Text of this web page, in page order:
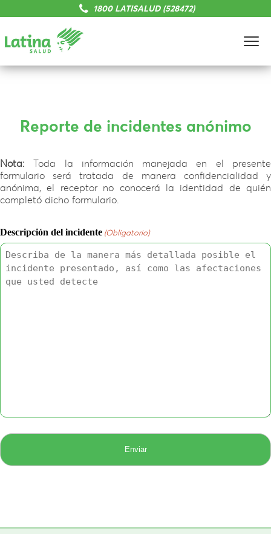
1800 LATISALUD (528472)
Reporte de incidentes anónimo
Nota: Toda la información manejada en el presente
formulario será tratada de manera confidencialidad y
anónima, el receptor no conocerá la identidad de quién
completó dicho formulario.
Descripción del incidente (Obligatorio)